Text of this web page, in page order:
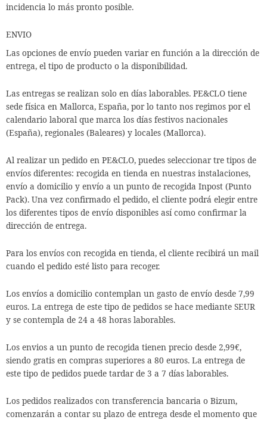
incidencia lo más pronto posible.
ENVIO
Las opciones de envío pueden variar en función a la dirección de
entrega, el tipo de producto o la disponibilidad.
Las entregas se realizan solo en días laborables. PE&CLO tiene
sede física en Mallorca, España, por lo tanto nos regimos por el
calendario laboral que marca los días festivos nacionales
(España), regionales (Baleares) y locales (Mallorca).
Al realizar un pedido en PE&CLO, puedes seleccionar tre tipos de
envíos diferentes: recogida en tienda en nuestras instalaciones,
envío a domicilio y envío a un punto de recogida Inpost (Punto
Pack). Una vez confirmado el pedido, el cliente podrá elegir entre
los diferentes tipos de envío disponibles así como confirmar la
dirección de entrega.
Para los envíos con recogida en tienda, el cliente recibirá un mail
cuando el pedido esté listo para recoger.
Los envíos a domicilio contemplan un gasto de envío desde 7,99
euros. La entrega de este tipo de pedidos se hace mediante SEUR
y se contempla de 24 a 48 horas laborables.
Los envios a un punto de recogida tienen precio desde 2,99€,
siendo gratis en compras superiores a 80 euros. La entrega de
este tipo de pedidos puede tardar de 3 a 7 días laborables.
Los pedidos realizados con transferencia bancaria o Bizum,
comenzarán a contar su plazo de entrega desde el momento que